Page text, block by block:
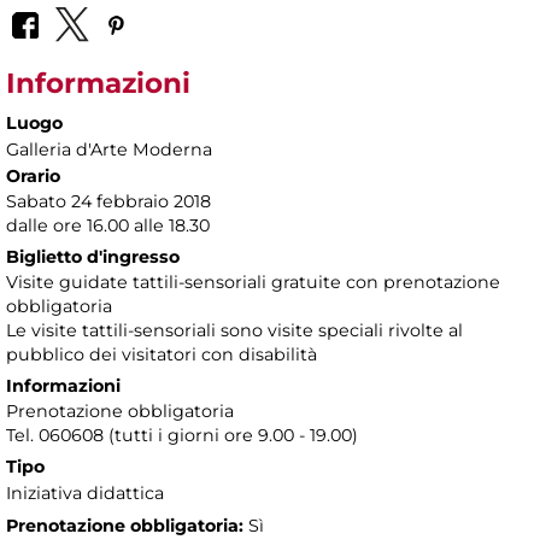
Informazioni
Luogo
Galleria d'Arte Moderna
Orario
Sabato 24 febbraio 2018
dalle ore 16.00 alle 18.30
Biglietto d'ingresso
Visite guidate tattili-sensoriali gratuite con prenotazione
obbligatoria
Le visite tattili-sensoriali sono visite speciali rivolte al
pubblico dei visitatori con disabilità
Informazioni
Prenotazione obbligatoria
Tel. 060608 (tutti i giorni ore 9.00 - 19.00)
Tipo
Iniziativa didattica
Prenotazione obbligatoria: Sì